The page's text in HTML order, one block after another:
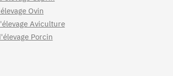
Ovin
Aviculture
Porcin